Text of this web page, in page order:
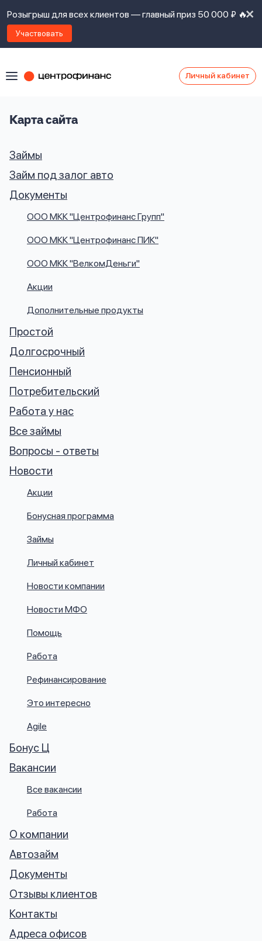
Розыгрыш для всех клиентов — главный приз 50 000 ₽ 🔥
Участвовать
Личный кабинет
Карта сайта
Займы
Займ под залог авто
Документы
ООО МКК "Центрофинанс Групп"
ООО МКК "Центрофинанс ПИК"
ООО МКК "ВелкомДеньги"
Акции
Дополнительные продукты
Простой
Долгосрочный
Пенсионный
Потребительский
Работа у нас
Все займы
Вопросы - ответы
Новости
Акции
Бонусная программа
Займы
Личный кабинет
Новости компании
Новости МФО
Помощь
Работа
Рефинансирование
Это интересно
Agile
Бонус Ц
Вакансии
Все вакансии
Работа
О компании
Автозайм
Документы
Отзывы клиентов
Контакты
Адреса офисов
Оформить заявку
Войти под другим номером
контакты
вопрос
Ответы
на
вопросы
Ок
Ок
Я
правилами
займов,
сайта,
даю
согласие
на
обработку
личных
данных